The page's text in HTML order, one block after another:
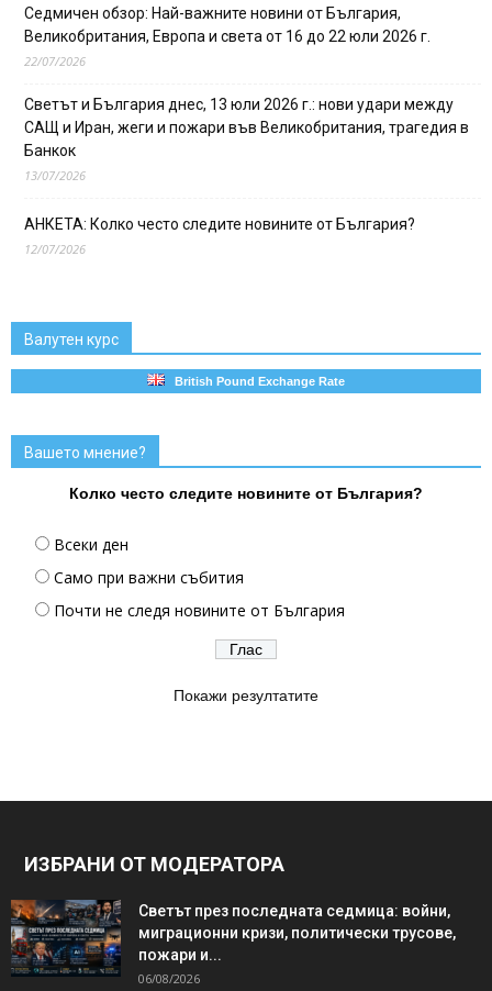
Седмичен обзор: Най-важните новини от България,
Великобритания, Европа и света от 16 до 22 юли 2026 г.
22/07/2026
Светът и България днес, 13 юли 2026 г.: нови удари между
САЩ и Иран, жеги и пожари във Великобритания, трагедия в
Банкок
13/07/2026
АНКЕТА: Колко често следите новините от България?
12/07/2026
Валутен курс
British Pound Exchange Rate
Вашето мнение?
Колко често следите новините от България?
Всеки ден
Само при важни събития
Почти не следя новините от България
Покажи резултатите
ИЗБРАНИ ОТ МОДЕРАТОРА
Светът през последната седмица: войни,
миграционни кризи, политически трусове,
пожари и...
06/08/2026